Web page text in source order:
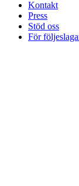
Kontakt
Press
Stöd oss
För